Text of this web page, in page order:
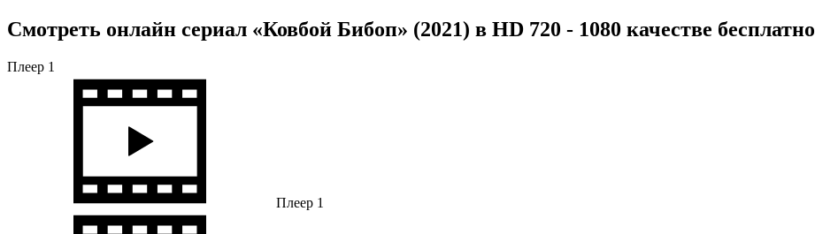
Смотреть онлайн сериал «Ковбой Бибоп» (2021) в HD 720 - 1080 качестве бесплатно
Плеер 1
Плеер 1